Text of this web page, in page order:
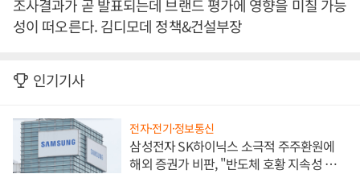
조사결과가 곧 발표되는데 브랜드 평가에 영향을 미칠 가능
성이 떠오른다. 김디모데 정책&건설부장
인기기사
전자·전기·정보통신
삼성전자 SK하이닉스 소극적 주주환원에
해외 증권가 비판, "반도체 호황 지속성 의